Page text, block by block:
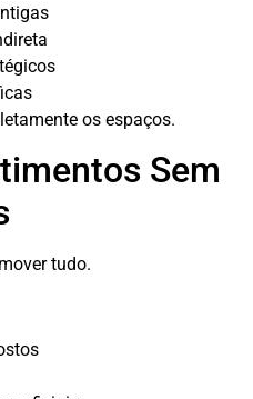
os espaços.
Sem
tudo.